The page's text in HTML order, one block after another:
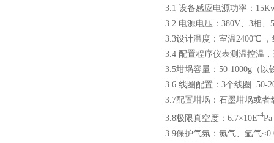
3.1 设备感应电源功率：
3.2 电源电压：380V、3相、
3.3设计温度：室温2400℃
3.4 配置程序仪表测温控温
3.5坩埚容量：50-1000g（
3.6 线圈配置：3个线圈 50-
3.7配置坩埚：石墨坩埚或者
3.8极限真空度：6.7×10E-4Pa
3.9保护气氛：氮气、氩气